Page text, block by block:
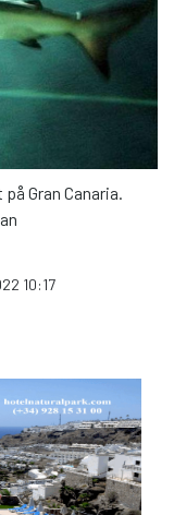
Gran Canaria.
10:17